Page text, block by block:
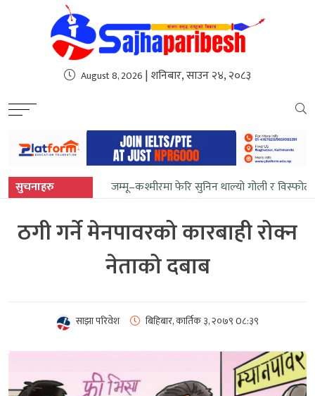
sweet bonanza
August 8, 2026 | शनिबार, साउन २४, २०८३
सुचनाहरु जम्मू–कश्मीरमा फेरि सुनिन थाल्यो गोली र
ठगी गर्ने मेनपावरको कारबाही रोक्न
नेताको दबाब
साझा परिवेश बिहिबार, कार्तिक ३, २०७९0८:३९